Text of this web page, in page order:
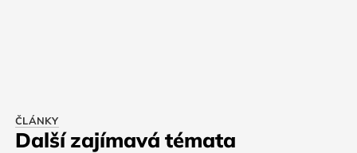
ČLÁNKY
Další zajímavá témata